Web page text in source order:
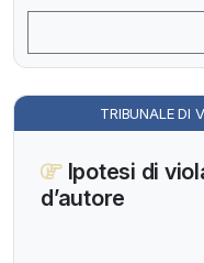
TRIBUNALE DI
Ipotesi di
d’autore